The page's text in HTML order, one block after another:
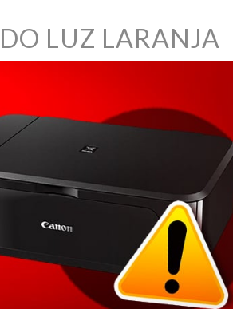
LUZ LARANJA